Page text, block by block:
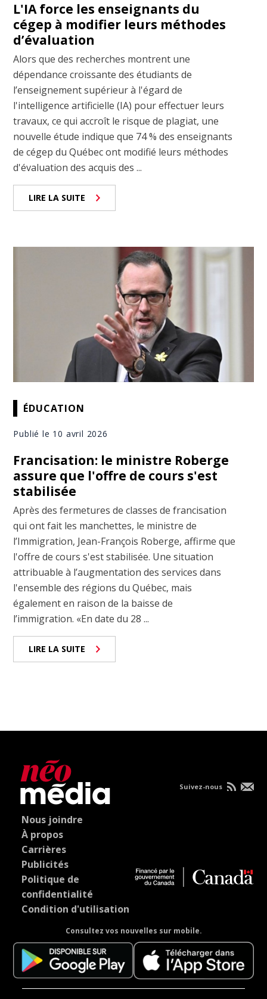
L'IA force les enseignants du
cégep à modifier leurs méthodes
d’évaluation
Alors que des recherches montrent une
dépendance croissante des étudiants de
l’enseignement supérieur à l'égard de
l'intelligence artificielle (IA) pour effectuer leurs
travaux, ce qui accroît le risque de plagiat, une
nouvelle étude indique que 74 % des enseignants
de cégep du Québec ont modifié leurs méthodes
d'évaluation des acquis des ...
LIRE LA SUITE
ÉDUCATION
Publié le 10 avril 2026
Francisation: le ministre Roberge
assure que l'offre de cours s'est
stabilisée
Après des fermetures de classes de francisation
qui ont fait les manchettes, le ministre de
l’Immigration, Jean-François Roberge, affirme que
l'offre de cours s'est stabilisée. Une situation
attribuable à l’augmentation des services dans
l'ensemble des régions du Québec, mais
également en raison de la baisse de
l’immigration. «En date du 28 ...
LIRE LA SUITE
Nous joindre
À propos
Carrières
Publicités
Politique de
confidentialité
Condition d'utilisation
Consultez vos nouvelles sur mobile.
Suivez-nous